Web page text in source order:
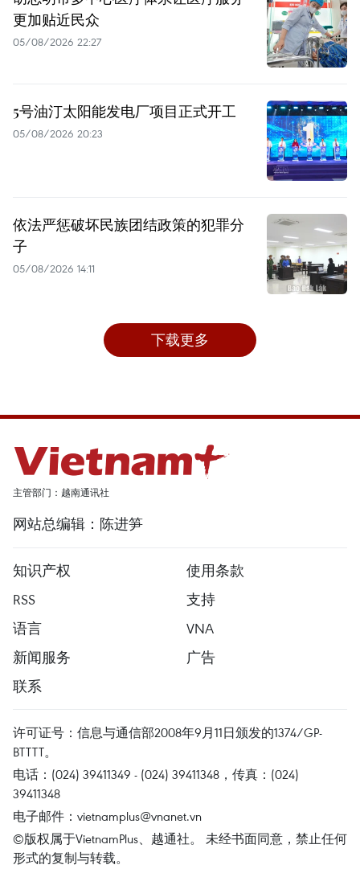
更加贴近民众
05/08/2026 22:27
5号油汀太阳能发电厂项目正式开工
05/08/2026 20:23
依法严惩破坏民族团结政策的犯罪分
子
05/08/2026 14:11
下载更多
主管部门：越南通讯社
网站总编辑：陈进笋
知识产权
使用条款
RSS
支持
语言
VNA
新闻服务
广告
联系
许可证号：信息与通信部2008年9月11日颁发的1374/GP-
BTTTT。
电话：(024) 39411349 - (024) 39411348，传真：(024)
39411348
电子邮件： vietnamplus@vnanet.vn
©版权属于VietnamPlus、越通社。 未经书面同意，禁止任何
形式的复制与转载。